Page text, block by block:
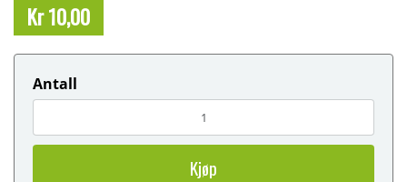
Kr 10,00
Antall
Kjøp